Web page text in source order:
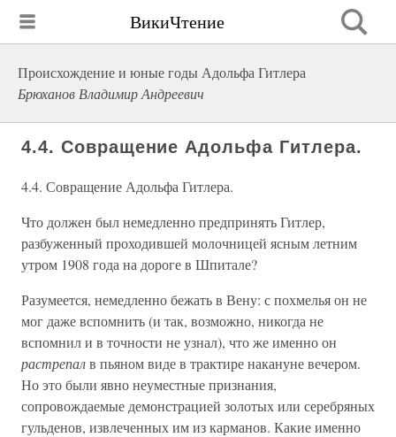
ВикиЧтение
Происхождение и юные годы Адольфа Гитлера
Брюханов Владимир Андреевич
4.4. Совращение Адольфа Гитлера.
4.4. Совращение Адольфа Гитлера.
Что должен был немедленно предпринять Гитлер,
разбуженный проходившей молочницей ясным летним
утром 1908 года на дороге в Шпитале?
Разумеется, немедленно бежать в Вену: с похмелья он не
мог даже вспомнить (и так, возможно, никогда не
вспомнил и в точности не узнал), что же именно он
растрепалв пьяном виде в трактире накануне вечером.
Но это были явно неуместные признания,
сопровождаемые демонстрацией золотых или серебряных
гульденов, извлеченных им из карманов. Какие именно